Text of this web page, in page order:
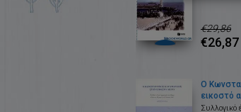
€29,86
€26,87
Ο
εικοστό
Συλλογικό